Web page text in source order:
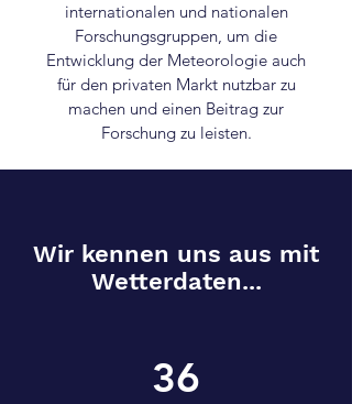
internationalen und nationalen
Forschungsgruppen, um die
Entwicklung der Meteorologie auch
für den privaten Markt nutzbar zu
machen und einen Beitrag zur
Forschung zu leisten.
Wir kennen uns aus mit
Wetterdaten...
36